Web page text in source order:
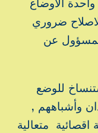
واحدة الأوضاع
ضروري
عن
للوضع
وأشباههم ,
اقصائية متعالية